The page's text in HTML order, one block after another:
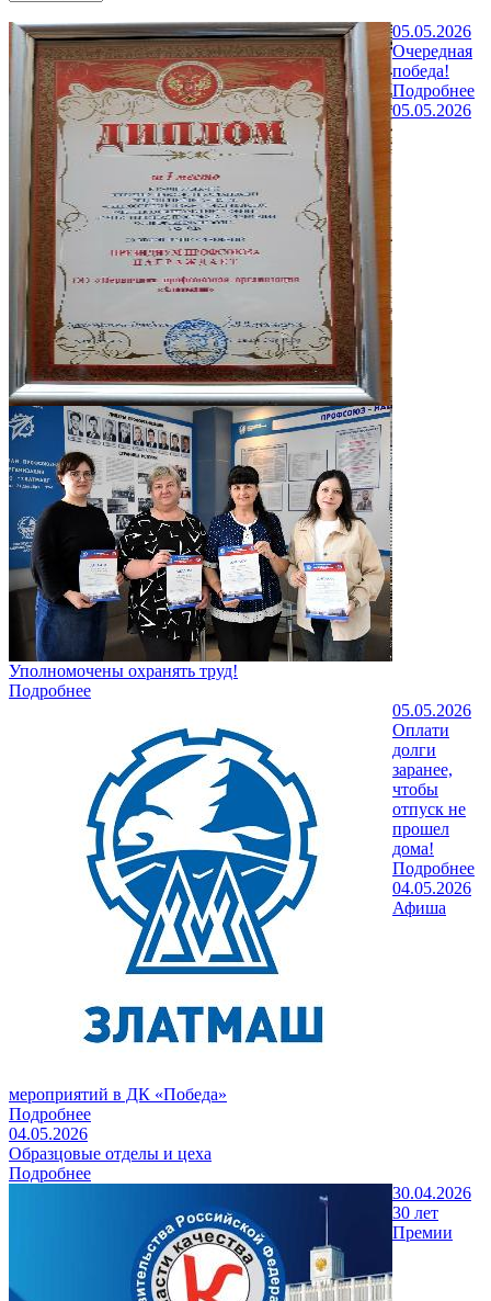
05.05.2026
Очередная
победа!
Подробнее
05.05.2026
Уполномочены охранять труд!
Подробнее
05.05.2026
Оплати
долги
заранее,
чтобы
отпуск не
прошел
дома!
Подробнее
04.05.2026
Афиша
мероприятий в ДК «Победа»
Подробнее
04.05.2026
Образцовые отделы и цеха
Подробнее
30.04.2026
30 лет
Премии